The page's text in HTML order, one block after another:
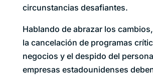
circunstancias desafiantes.
Hablando de abrazar los
la cancelación de programas
negocios y el despido del
empresas estadounidenses